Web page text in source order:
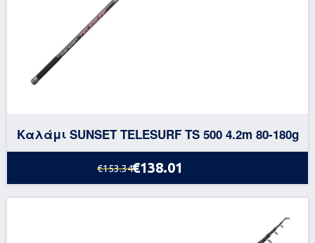
Καλάμι SUNSET TELESURF TS 500 4.2m 80-180g
€153.34€138.01